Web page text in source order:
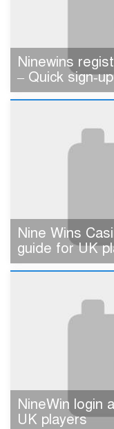
Ninewins
– Quick
Nine Wins
guide for UK
NineWin login
UK players